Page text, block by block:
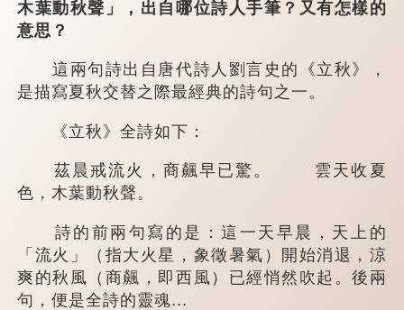
木葉動秋聲」，出自哪位詩人手筆？又有怎樣的
意思？
這兩句詩出自唐代詩人劉言史的《立秋》，
是描寫夏秋交替之際最經典的詩句之一。
《立秋》全詩如下：
茲晨戒流火，商飆早已驚。 雲天收夏
色，木葉動秋聲。
詩的前兩句寫的是：這一天早晨，天上的
「流火」（指大火星，象徵暑氣）開始消退，涼
爽的秋風（商飆，即西風）已經悄然吹起。後兩
句，便是全詩的靈魂...